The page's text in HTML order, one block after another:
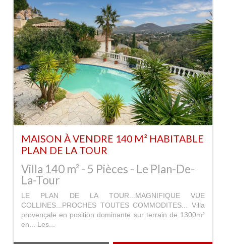
MAISON À VENDRE 140 M² HABITABLE
PLAN DE LA TOUR
Villa 140 m² - 5 Pièces - Le Plan-De-
La-Tour
LE PLAN DE LA TOUR...MAGNIFIQUE VUE
COLLINES...PROCHES TOUTES COMMODITES... Villa
provençale en position dominante sur terrain de 1300m²
en... Les...